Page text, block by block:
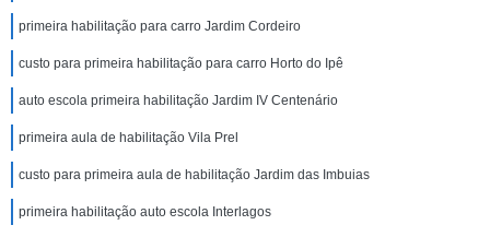
primeira habilitação para carro Jardim Cordeiro
custo para primeira habilitação para carro Horto do Ipê
auto escola primeira habilitação Jardim IV Centenário
primeira aula de habilitação Vila Prel
custo para primeira aula de habilitação Jardim das Imbuias
primeira habilitação auto escola Interlagos